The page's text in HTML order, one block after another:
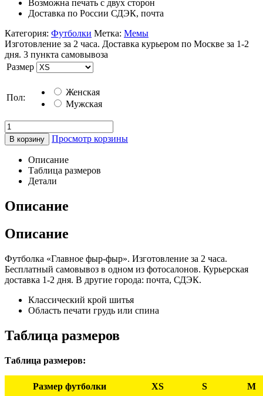
Возможна печать с двух сторон
Доставка по России СДЭК, почта
Категория: Футболки Метка: Мемы
Изготовление за 2 часа. Доставка курьером по Москве за 1-2
дня. 3 пункта самовывоза
Размер
Пол:
Женская
Мужская
В корзину Просмотр корзины
Описание
Таблица размеров
Детали
Описание
Описание
Футболка «Главное фыр-фыр». Изготовление за 2 часа.
Бесплатный самовывоз в одном из фотосалонов. Курьерская
доставка 1-2 дня. В другие города: почта, СДЭК.
Классический крой шитья
Область печати грудь или спина
Таблица размеров
Таблица размеров:
Размер футболки XS S M